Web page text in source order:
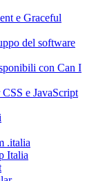
e Graceful
del software
con Can I
e JavaScript
.italia
Italia